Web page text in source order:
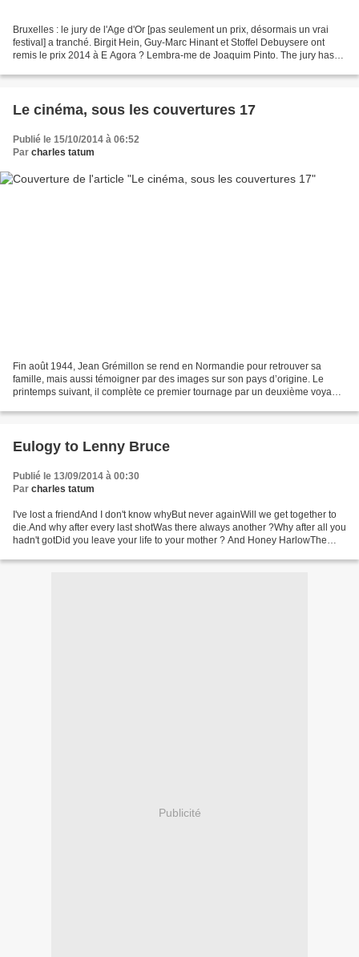
Bruxelles : le jury de l'Age d'Or [pas seulement un prix, désormais un vrai
festival] a tranché. Birgit Hein, Guy-Marc Hinant et Stoffel Debuysere ont
remis le prix 2014 à E Agora ? Lembra-me de Joaquim Pinto. The jury has
Le cinéma, sous les couvertures 17
Publié le 15/10/2014 à 06:52
Par charles tatum
Fin août 1944, Jean Grémillon se rend en Normandie pour retrouver sa
famille, mais aussi témoigner par des images sur son pays d’origine. Le
printemps suivant, il complète ce premier tournage par un deuxième voyage.
Eulogy to Lenny Bruce
Publié le 13/09/2014 à 00:30
Par charles tatum
I've lost a friendAnd I don't know whyBut never againWill we get together to
die.And why after every last shotWas there always another ?Why after all you
hadn't gotDid you leave your life to your mother ? And Honey HarlowThe
Publicité